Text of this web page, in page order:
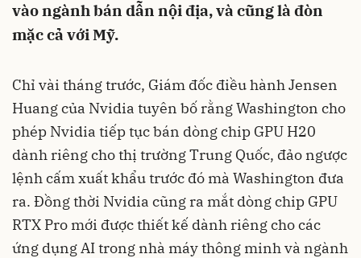
vào ngành bán dẫn nội địa, và cũng là đòn
mặc cả với Mỹ.
Chỉ vài tháng trước, Giám đốc điều hành Jensen
Huang của Nvidia tuyên bố rằng Washington cho
phép Nvidia tiếp tục bán dòng chip GPU H20
dành riêng cho thị trường Trung Quốc, đảo ngược
lệnh cấm xuất khẩu trước đó mà Washington đưa
ra. Đồng thời Nvidia cũng ra mắt dòng chip GPU
RTX Pro mới được thiết kế dành riêng cho các
ứng dụng AI trong nhà máy thông minh và ngành